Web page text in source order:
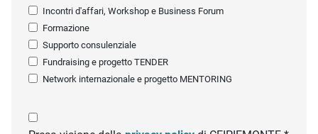
Incontri d'affari, Workshop e Business Forum
Formazione
Supporto consulenziale
Fundraising e progetto TENDER
Network internazionale e progetto MENTORING